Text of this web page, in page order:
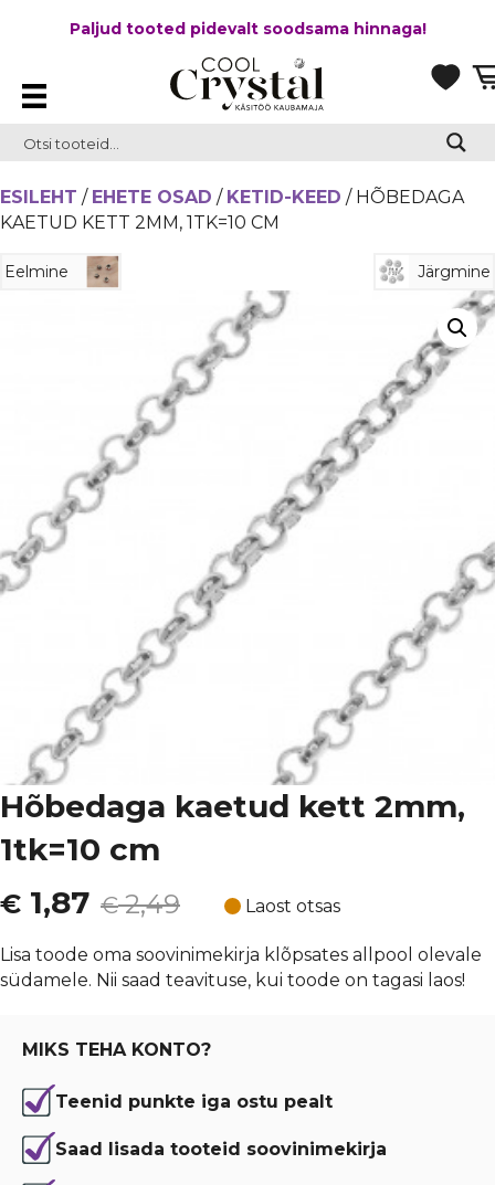
Paljud tooted pidevalt soodsama hinnaga!
ESILEHT / EHETE OSAD / KETID-KEED / HÕBEDAGA
KAETUD KETT 2MM, 1TK=10 CM
Eelmine Järgmine
Hõbedaga kaetud kett 2mm,
1tk=10 cm
€2,49
Algne
hind
oli:
€ 2,49.
€ 1,87
Current
price
is:
€ 1,87.
Laost otsas
Lisa toode oma soovinimekirja klõpsates allpool olevale
südamele. Nii saad teavituse, kui toode on tagasi laos!
MIKS TEHA KONTO?
Teenid punkte iga ostu pealt
Saad lisada tooteid soovinimekirja